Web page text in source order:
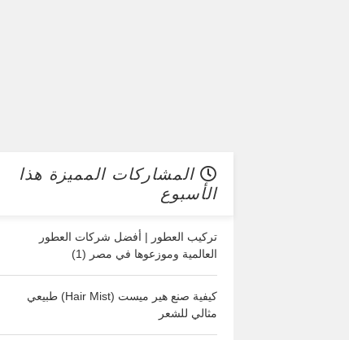
المشاركات المميزة هذا
الأسبوع
تركيب العطور | أفضل شركات العطور
العالمية وموزعوها في مصر (1)
كيفية صنع هير ميست (Hair Mist) طبيعي
مثالي للشعر